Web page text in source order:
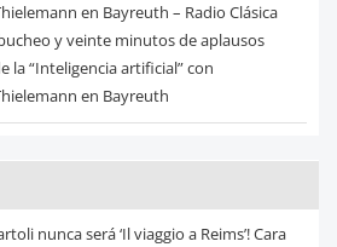
en Bayreuth – Radio Clásica
y veinte minutos de aplausos
la “Inteligencia artificial” con
en Bayreuth
nunca será ‘Il viaggio a Reims’! Cara